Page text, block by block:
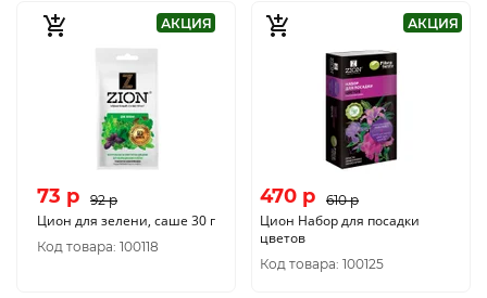
АКЦИЯ
73 p 92 p
Цион для зелени, саше 30 г
Код товара: 100118
АКЦИЯ
470 p 610 p
Цион Набор для посадки
цветов
Код товара: 100125